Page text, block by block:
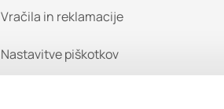
Vračila in reklamacije
Nastavitve piškotkov